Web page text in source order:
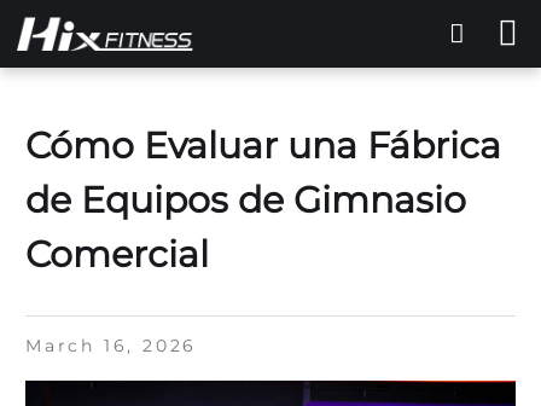
Cómo Evaluar una Fábrica
de Equipos de Gimnasio
Comercial
March 16, 2026